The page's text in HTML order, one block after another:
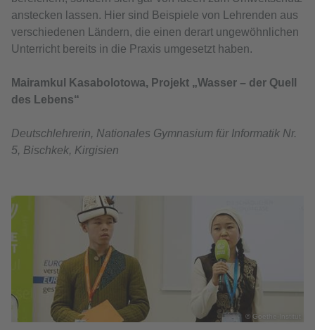
anstecken lassen. Hier sind Beispiele von Lehrenden aus
verschiedenen Ländern, die einen derart ungewöhnlichen
Unterricht bereits in die Praxis umgesetzt haben.
Mairamkul Kasabolotowa, Projekt „Wasser – der Quell
des Lebens“
Deutschlehrerin, Nationales Gymnasium für Informatik Nr.
5, Bischkek, Kirgisien
© Goethe-Institut